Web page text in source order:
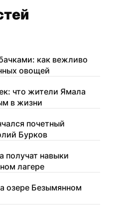
как вежливо
овощей
что жители Ямала
в жизни
почетный
Бурков
получат навыки
лагере
озере Безымянном